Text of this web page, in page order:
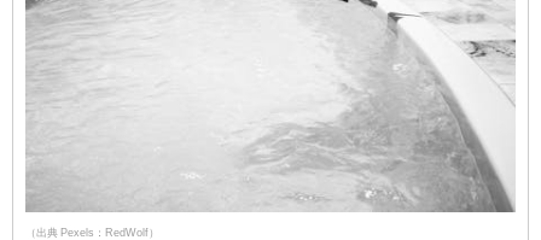
（出典 Pexels：RedWolf）